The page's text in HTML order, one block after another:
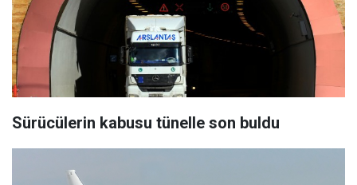
Sürücülerin kabusu tünelle son buldu